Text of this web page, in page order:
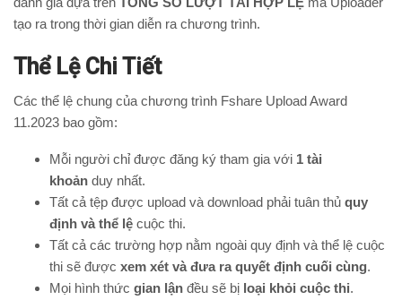
tạo ra trong thời gian diễn ra chương trình.
Thể Lệ Chi Tiết
Các thể lệ chung của chương trình Fshare Upload Award
11.2023 bao gồm:
Mỗi người chỉ được đăng ký tham gia với 1 tài
khoản duy nhất.
Tất cả tệp được upload và download phải tuân thủ quy
định và thể lệ cuộc thi.
Tất cả các trường hợp nằm ngoài quy định và thể lệ cuộc
thi sẽ được xem xét và đưa ra quyết định cuối cùng.
Mọi hình thức gian lận đều sẽ bị loại khỏi cuộc thi.